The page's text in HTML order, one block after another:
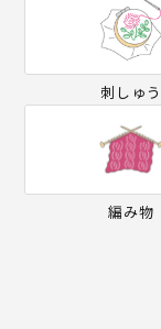
刺しゅう
編み物